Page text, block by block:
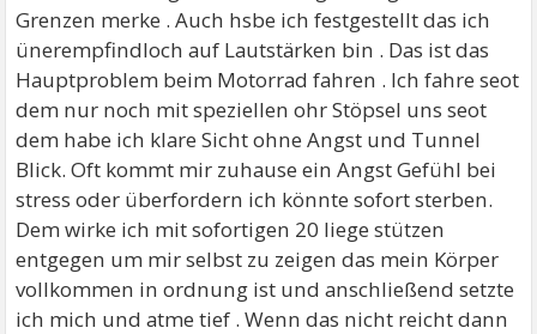
Grenzen merke . Auch hsbe ich festgestellt das ich
ünerempfindloch auf Lautstärken bin . Das ist das
Hauptproblem beim Motorrad fahren . Ich fahre seot
dem nur noch mit speziellen ohr Stöpsel uns seot
dem habe ich klare Sicht ohne Angst und Tunnel
Blick. Oft kommt mir zuhause ein Angst Gefühl bei
stress oder überfordern ich könnte sofort sterben.
Dem wirke ich mit sofortigen 20 liege stützen
entgegen um mir selbst zu zeigen das mein Körper
vollkommen in ordnung ist und anschließend setzte
ich mich und atme tief . Wenn das nicht reicht dann